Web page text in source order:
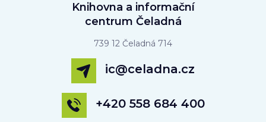
Knihovna a informační
centrum Čeladná
739 12 Čeladná 714
ic@celadna.cz
+420 558 684 400